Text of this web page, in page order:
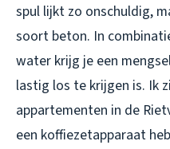
spul lijkt zo onschuldig,
soort beton. In
water krijg je een
lastig los te krijgen is. Ik
appartementen in de
een koffiezetapparaat